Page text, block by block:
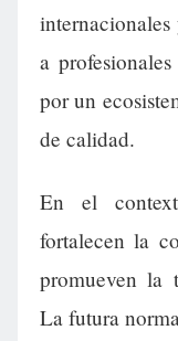
a
por un
de calidad.
En el
fortalecen la
promueven la
La futura